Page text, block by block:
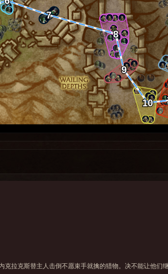
拉克斯替主人击倒不愿束手就擒的猎物。决不能让他们